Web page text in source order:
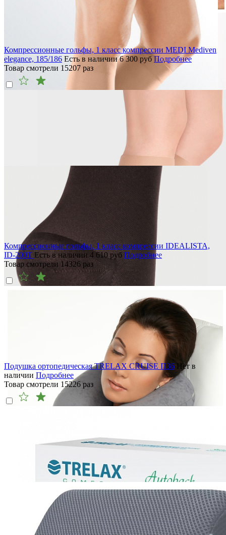
Компрессионные гольфы, 1 класс компрессии MEDI Mediven
elegance, 185/186 Есть в наличии 6 300 руб Подробнее
Товар смотрели 15207 раз
Компрессионные гольфы, 1 класс компрессии IDEALISTA,
ID-200TЕсть в наличии 4 610руб Подробнее
Товар смотрели14326 раз
Подушка ортопедическая TRELAX CRUISE П36 Нет в
наличии Подробнее
Товар смотрели 15226 раз